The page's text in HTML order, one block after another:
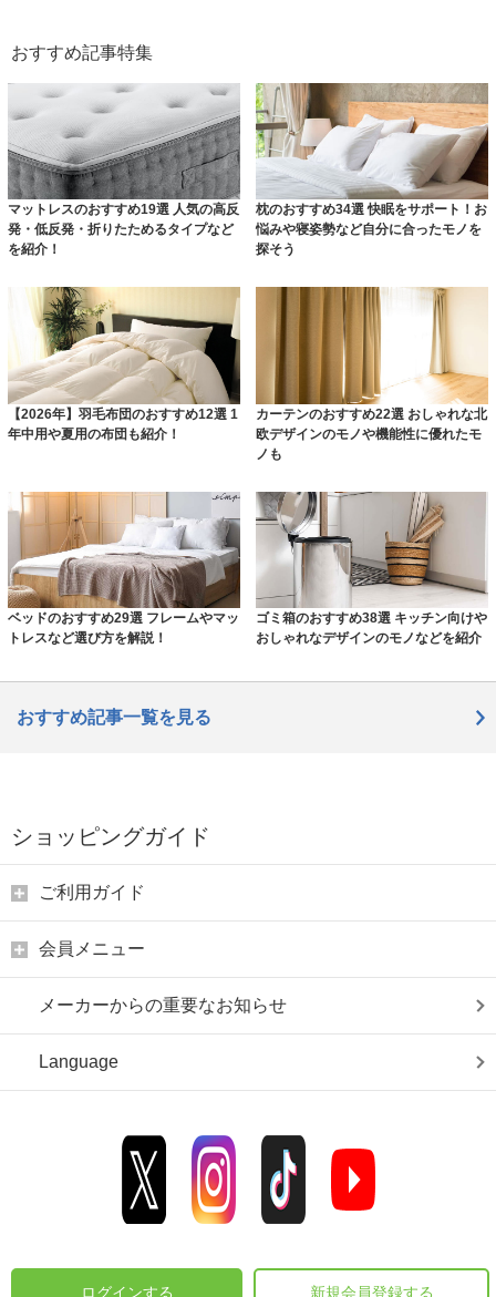
おすすめ記事特集
マットレスのおすすめ19選 人気の高反
発・低反発・折りたためるタイプなど
を紹介！
枕のおすすめ34選 快眠をサポート！お
悩みや寝姿勢など自分に合ったモノを
探そう
【2026年】羽毛布団のおすすめ12選 1
年中用や夏用の布団も紹介！
カーテンのおすすめ22選 おしゃれな北
欧デザインのモノや機能性に優れたモ
ノも
ベッドのおすすめ29選 フレームやマッ
トレスなど選び方を解説！
ゴミ箱のおすすめ38選 キッチン向けや
おしゃれなデザインのモノなどを紹介
おすすめ記事一覧を見る
ショッピングガイド
ご利用ガイド
会員メニュー
メーカーからの重要なお知らせ
Language
ログインする 新規会員登録する